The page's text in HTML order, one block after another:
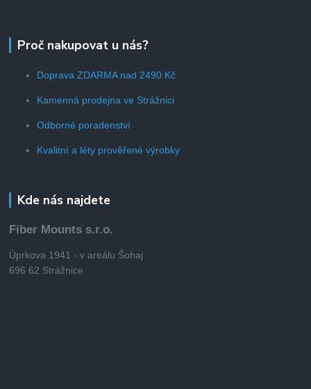
Proč nakupovat u nás?
Doprava ZDARMA nad 2490 Kč
Kamenná prodejna ve Strážnici
Odborné poradenství
Kvalitní a léty prověřené výrobky
Kde nás najdete
Fiber Mounts s.r.o.
Úprkova 1941 - v areálu Šohaj
696 62 Strážnice